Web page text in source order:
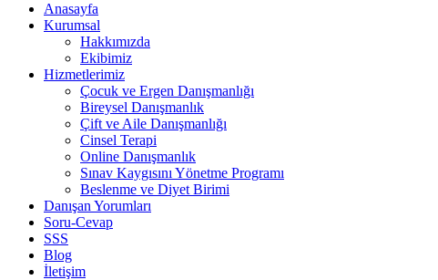
Anasayfa
Kurumsal
Hakkımızda
Ekibimiz
Hizmetlerimiz
Çocuk ve Ergen Danışmanlığı
Bireysel Danışmanlık
Çift ve Aile Danışmanlığı
Cinsel Terapi
Online Danışmanlık
Sınav Kaygısını Yönetme Programı
Beslenme ve Diyet Birimi
Danışan Yorumları
Soru-Cevap
SSS
Blog
İletişim